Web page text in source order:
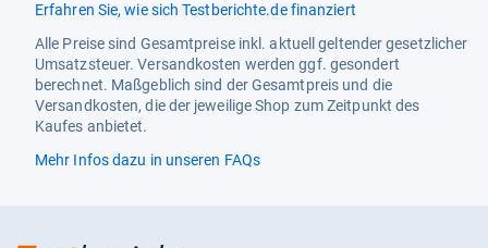
Erfahren Sie, wie sich Testberichte.de finanziert
Alle Preise sind Gesamtpreise inkl. aktuell geltender gesetzlicher
Umsatzsteuer. Versandkosten werden ggf. gesondert
berechnet. Maßgeblich sind der Gesamtpreis und die
Versandkosten, die der jeweilige Shop zum Zeitpunkt des
Kaufes anbietet.
Mehr Infos dazu in unseren FAQs